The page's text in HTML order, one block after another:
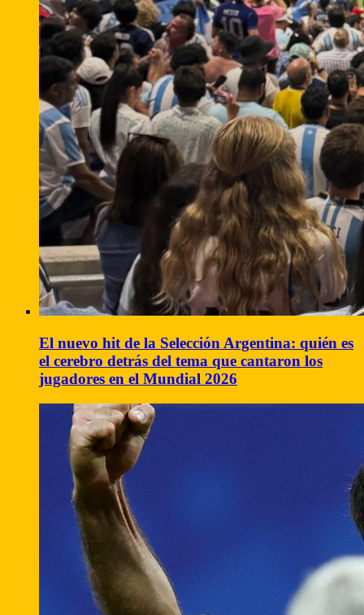
El nuevo hit de la Selección Argentina: quién es
el cerebro detrás del tema que cantaron los
jugadores en el Mundial 2026